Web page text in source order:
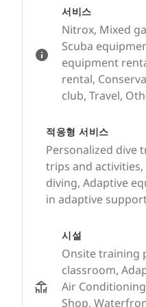
서비스
Nitrox, Mixed
Scuba
equipment
rental,
club, Travel,
적응형 서비스
Personalized dive
trips and activities,
diving, Adaptive
in adaptive
시설
Onsite training
classroom,
Air
Shop,